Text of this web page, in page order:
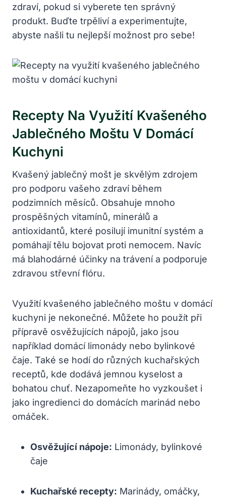
zdraví, pokud si vyberete ten správný
produkt. Buďte trpěliví a experimentujte,
abyste našli tu nejlepší možnost pro sebe!
Recepty Na Využití Kvašeného
Jablečného Moštu V Domácí
Kuchyni
Kvašený jablečný mošt je skvělým zdrojem
pro podporu vašeho zdraví během
podzimních měsíců. Obsahuje mnoho
prospěšných vitamínů, minerálů a
antioxidantů, které posilují imunitní systém a
pomáhají tělu bojovat proti nemocem. Navíc
má blahodárné účinky na trávení a podporuje
zdravou střevní flóru.
Využití kvašeného jablečného moštu v domácí
kuchyni je nekonečné. Můžete ho použít při
přípravě osvěžujících nápojů, jako jsou
například domácí limonády nebo bylinkové
čaje. Také se hodí do různých kuchařských
receptů, kde dodává jemnou kyselost a
bohatou chuť. Nezapomeňte ho vyzkoušet i
jako ingredienci do domácích marinád nebo
omáček.
Osvěžující nápoje: Limonády, bylinkové
čaje
Kuchařské recepty: Marinády, omáčky,